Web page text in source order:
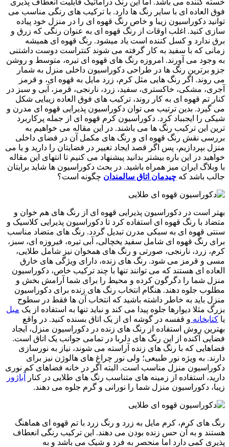
فوق العاده ای با سایر رنگ ها دارد. با ترکیب های رنگی مناسب می
توانید دکوراسیون زیبا و خاص رنگ قهوه ای را در منزل خود پیاده
سازی کنید. اغلب اوقات از رنگ قهوه ‎ای به عنوان رنگی که زرق و
برق ندارد و کسل کننده است یاد می‎شود. رنگ قهوه ای همیشه
زمانی که با سفید به کار گرفته می شوند کنتراست دوست داشتنی
به وجود می آورند. امروزه رنگ های قهوه ای تیره، متوسط و روشن
جزو برترین رنگ ها در طراحی دکوراسیون داخلی منزل به شمار
می روند. اگر رنگ هایی مثل کرم، زرد مایل به قهوه ای، و قرمز
آجری، مشکی، خاکستری، سفید، زرد، نارنجی، قرمز، آبی و سبز در
کنار تم قهوه ای به کار روند، ترکیب های فوق العاده زیبایی شکل
می گیرد. بدین ترتیب می توان دکوراسیون پذیرایی قهوه ای مدرن و
شیکی را ایجبباد کرد. دکوراسیون کرم قهوه ای از جمله پرکاربرد
ترین این ترکیب رنگ ها می باشند. در این مقاله می خواهیم به
بررسی نقش رنگ قهوه ای و رنگ های مکمل آن در فضای داخلی
منزل بپردازیم، پس اگر قصد ایجاد تغییر در فضایتان را دارید و یا می
خواهید در این باره بیشتر بدانید پیشنهاد می کنیم تا انتهای این مقاله
با وبلاگ ایران میز همراه باشید. در بحث دکوراسیون ها شاید برایتان
جالب باشد که چیدمان اتاق سالمندان چگونه است؟
بهتر است در دکوراسیون پذیرایی قهوه ای از رنگ های هم خوان و
متضاد با رنگ قهوه ای استفاده کرد تا دکوراسیون پذیرایی کلاسیک و
سنتی قهوه ای به سبکی مدرن تبدیل گردد. رنگ های متضاد مناسب
برای رنگ قهوه ای شامل سفید یخچالی، آبی تیره، فیروزه ای، سبز،
کرم، زرد، نارنجی، صورتی و رنگ های همخوان نیز شامل طلایی،
مسی و قرمز می شود. رنگ های زنده، دارای ویژگی های خارق
العاده ای هستند که می توانند تنها با چند ترکیب خاص،‌ دکوراسیون
منزل شما را دگرگون کرده و محیط را برای شما آرامش بخش و
مطلوب جلوه دهند. هنگام انتخاب رنگ های زنده برای دکوراسیون
منزل باید به خاطر داشته باشید که انتخاب آن ها فقط در سطوح
بزرگ مثلا دیوارها جلوه پیدا می کند و نباید تنها به استفاده از یک مبل
یا کتابخانه و قفسه در گوشه ای از یک اتاق بسنده کنید. در واقع
بهترین روش استفاده از رنگ های زنده در دکوراسیون منزل، ایجاد
فضایی آکنده از این رنگ های دلربا در تمامی جوانب یک اتاق است.
فضاهایی که با رنگ های زنده آراسته می شوند، نیاز به نورسازی
دارند. به ویژه نور طبیعی؛ ولی نور چراغ های هالوژن نیز برای
دکوراسیون منزل مناسب است. البته اگر در خانه فضاهای کم نوری
دارید، استفاده از زمینه های متناسب رنگ های طلایی در کنار
آباژور
زیبا، دکوراسیون منزل شما را نورانی و گرم جلوه می دهند.
رنگ های کرم، کرم مایل به زرد و رنگ زرد با تم قهوه ای هماهنگ
هستند و به آن حس زنده بودن می دهند. این ترکیب رنگی انعطاف
پذیری کمی دارد اما منحصر به فرد و شیک می باشد و به